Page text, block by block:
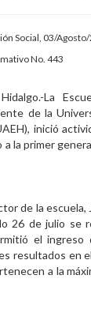
Social, 03/
No. 443
La
de la
inició
a la primer
de la escuela,
26 de julio se
el
resultados en
a la